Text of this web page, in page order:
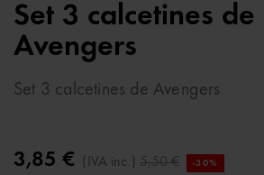
Set 3 calcetines de
Avengers
Set 3 calcetines de Avengers
3,85 € (IVA inc.) 5,50 € -30%